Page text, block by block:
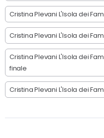
Cristina Plevani L'Isola dei
Cristina Plevani L'Isola dei
Cristina Plevani L'Isola dei
finale
Cristina Plevani L'Isola dei